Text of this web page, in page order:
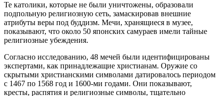
Те католики, которые не были уничтожены, образовали
подпольную религиозную сеть, замаскировав внешние
атрибуты веры под буддизм. Мечи, хранящиеся в музее,
показывают, что около 50 японских самураев имели тайные
религиозные убеждения.
Согласно исследованию, 48 мечей были идентифицированы
экспертами, как принадлежащие христианам. Оружие со
скрытыми христианскими символами датировалось периодом
с 1467 по 1568 год и 1600-ми годами. Они показывают,
кресты, распятия и религиозные символы, тщательно